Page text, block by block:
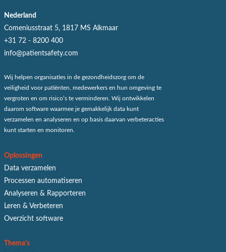
Nederland
Comeniusstraat 5, 1817 MS Alkmaar
+31 72 - 8200 400
info@patientsafety.com
Wij helpen organisaties in de gezondheidszorg om de
veiligheid voor patiënten, medewerkers en hun omgeving te
vergroten en om risico’s te verminderen. Wij ontwikkelen
daarom software waarmee je gemakkelijk data kunt
verzamelen en analyseren en op basis daarvan verbeteracties
kunt starten en monitoren.
Oplossingen
Data verzamelen
Processen automatiseren
Analyseren & Rapporteren
Leren & Verbeteren
Overzicht software
Thema's